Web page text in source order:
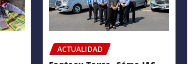
ACTUALIDAD